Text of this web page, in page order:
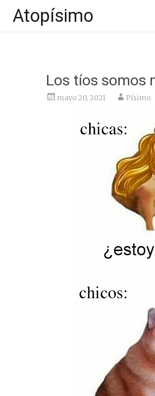
Atopísimo
Los tíos somos
mayo 20, 2021 Písimo